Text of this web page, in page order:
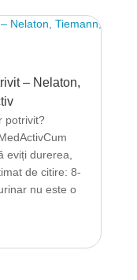
– Nelaton,
potrivit?
eviți durerea,
de citire: 8-
nu este o